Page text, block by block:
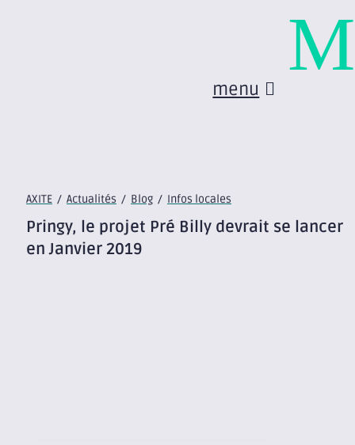
menu
AXITE / Actualités / Blog / Infos locales
Pringy, le projet Pré Billy devrait se lancer
en Janvier 2019
M